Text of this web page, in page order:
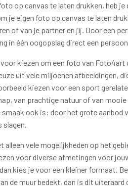
op canvas te laten drukken, heb
je eigen foto op canvas te laten
of van je partner en jij. Door een
in één oogopslag direct een
kiezen om een foto van Foto4art
uit vele miljoenen afbeeldingen,
kiezen voor een sport
van prachtige natuur of van
ook is: door het grote aanbod
slagen.
alleen vele mogelijkheden op het
voor diverse afmetingen voor
kies je voor een kleiner formaat.
de muur bedekt, dan is dit